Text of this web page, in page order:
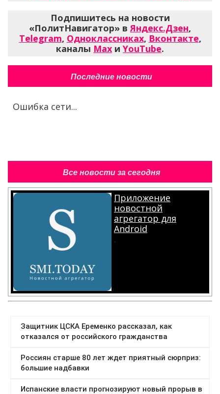
Подпишитесь на новости
«ПолитНавигатор» вЯндекс.Дзен,
Telegram, Одноклассниках, Вконтакте,
каналы Max и YouTube.
Последние новости
Ошибка сети...
Все новости за сегодня
Приложение
новостной
агрегатор для
Android
.